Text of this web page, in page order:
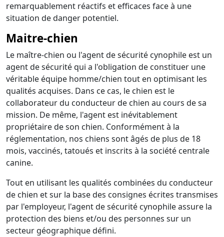
remarquablement réactifs et efficaces face à une
situation de danger potentiel.
Maitre-chien
Le maître-chien ou l'agent de sécurité cynophile est un
agent de sécurité qui a l'obligation de constituer une
véritable équipe homme/chien tout en optimisant les
qualités acquises. Dans ce cas, le chien est le
collaborateur du conducteur de chien au cours de sa
mission. De même, l'agent est inévitablement
propriétaire de son chien. Conformément à la
réglementation, nos chiens sont âgés de plus de 18
mois, vaccinés, tatoués et inscrits à la société centrale
canine.
Tout en utilisant les qualités combinées du conducteur
de chien et sur la base des consignes écrites transmises
par l'employeur, l'agent de sécurité cynophile assure la
protection des biens et/ou des personnes sur un
secteur géographique défini.